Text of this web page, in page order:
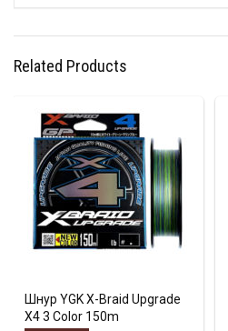
Related Products
Шнур YGK X-Braid Upgrade
X4 3 Color 150m